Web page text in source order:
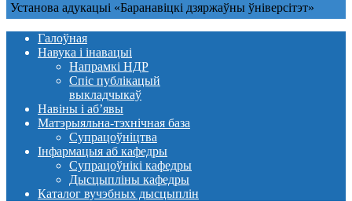
Установа адукацыi «Баранавіцкі дзяржаўны ўніверсітэт»
Галоўная
Навука і інавацыі
Напрамкі НДР
Спіс публікацый
выкладчыкаў
Навіны i аб’явы
Матэрыяльна-тэхнічная база
Супрацоўніцтва
Інфармацыя аб кафедры
Супрацоўнікі кафедры
Дысцыпліны кафедры
Каталог вучэбных дысцыплін